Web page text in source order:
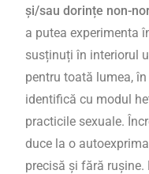
și/sau dorințe non-
a putea experimenta
susținuți în interiorul
pentru toată lumea,
identifică cu modul
practicile sexuale.
duce la o
precisă și fără